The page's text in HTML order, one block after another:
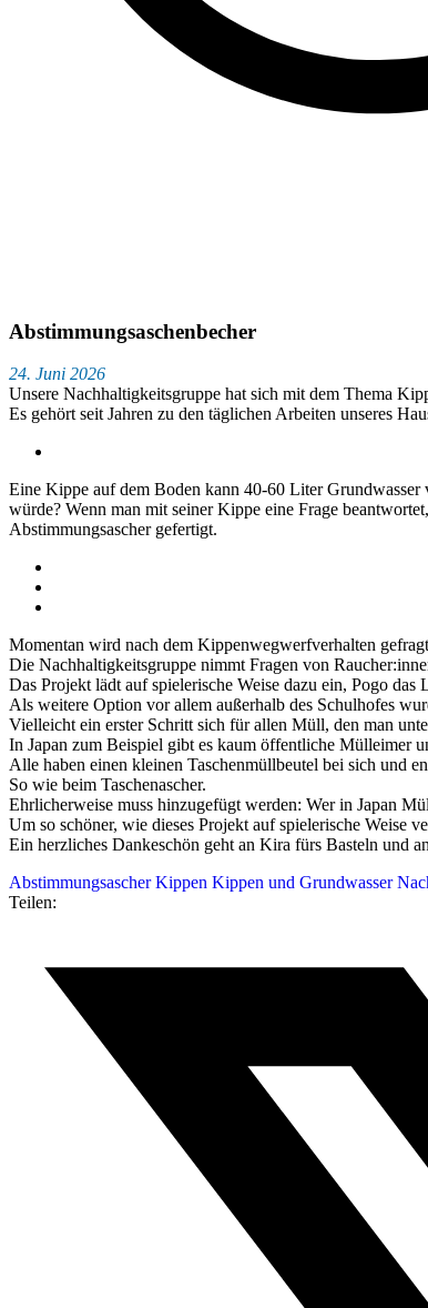
Abstimmungsaschenbecher
24. Juni 2026
Unsere Nachhaltigkeitsgruppe hat sich mit dem Thema
Es gehört seit Jahren zu den täglichen Arbeiten unseres
Eine Kippe auf dem Boden kann 40-60 Liter Grundwasser
würde? Wenn man mit seiner Kippe eine Frage
Abstimmungsascher gefertigt.
Momentan wird nach dem Kippenwegwerfverhalten
Die Nachhaltigkeitsgruppe nimmt Fragen von
Das Projekt lädt auf spielerische Weise dazu ein, Pogo
Als weitere Option vor allem außerhalb des Schulhofes
Vielleicht ein erster Schritt sich für allen Müll, den man
In Japan zum Beispiel gibt es kaum öffentliche Mülleimer
Alle haben einen kleinen Taschenmüllbeutel bei sich und
So wie beim Taschenascher.
Ehrlicherweise muss hinzugefügt werden: Wer in Japan
Um so schöner, wie dieses Projekt auf spielerische Weise
Ein herzliches Dankeschön geht an Kira fürs Basteln und
Abstimmungsascher Kippen Kippen und Grundwasser
Teilen: